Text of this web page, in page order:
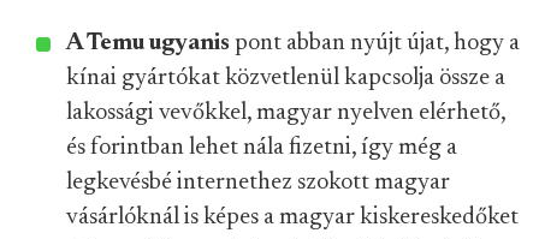
A Temu ugyanis pont abban nyújt újat, hogy a
kínai gyártókat közvetlenül kapcsolja össze a
lakossági vevőkkel, magyar nyelven elérhető,
és forintban lehet nála fizetni, így még a
legkevésbé internethez szokott magyar
vásárlóknál is képes a magyar kiskereskedőket